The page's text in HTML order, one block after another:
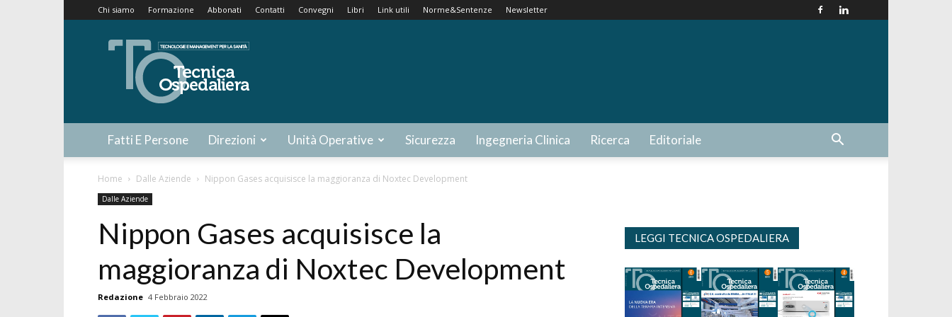
Chi siamo Formazione Abbonati Contatti Convegni Libri Link utili Norme&Sentenze Newsletter
Tecnica
Ospedaliera
Fatti E Persone Direzioni Unità Operative Sicurezza Ingegneria Clinica Ricerca Editoriale
Home Dalle Aziende Nippon Gases acquisisce la maggioranza di Noxtec Development
Dalle Aziende
Nippon Gases acquisisce la
maggioranza di Noxtec Development
Redazione 4 Febbraio 2022
LEGGI TECNICA OSPEDALIERA